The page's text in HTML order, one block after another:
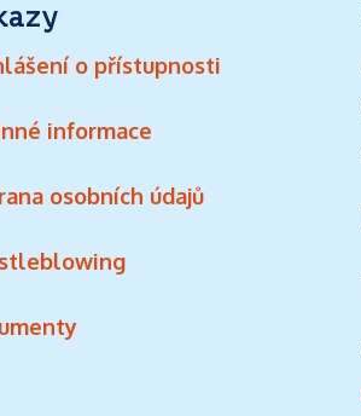
o přístupnosti
informace
osobních údajů